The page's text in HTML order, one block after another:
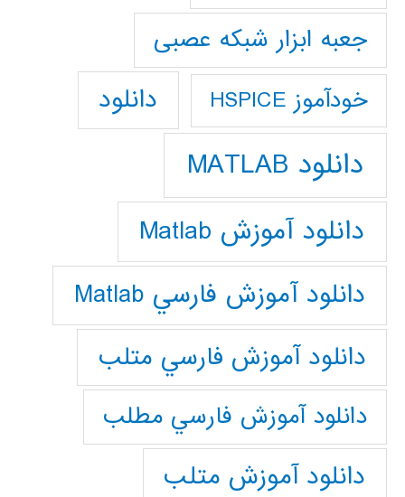
جعبه ابزار شبکه عصبی
خودآموز HSPICE دانلود
دانلود MATLAB
دانلود آموزش Matlab
دانلود آموزش فارسي Matlab
دانلود آموزش فارسي متلب
دانلود آموزش فارسي مطلب
دانلود آموزش متلب